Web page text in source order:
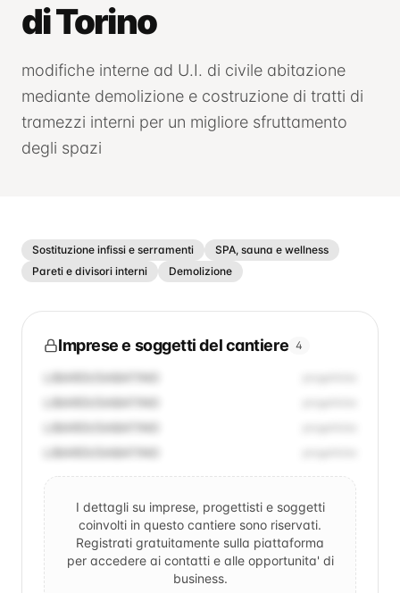
di Torino
modifiche interne ad U.I. di civile abitazione
mediante demolizione e costruzione di tratti di
tramezzi interni per un migliore sfruttamento
degli spazi
Sostituzione infissi e serramenti
SPA, sauna e wellness
Pareti e divisori interni
Demolizione
Imprese e soggetti del cantiere 4
LIBARDI/SABATINO
LIBARDI/SABATINO
LIBARDI/SABATINO
LIBARDI/SABATINO
I dettagli su imprese, progettisti e soggetti
coinvolti in questo cantiere sono riservati.
Registrati gratuitamente sulla piattaforma
per accedere ai contatti e alle opportunita' di
business.